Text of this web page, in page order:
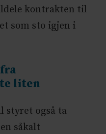
kontrakten til
som sto igjen i
liten
styret også ta
såkalt